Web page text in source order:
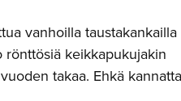
vanhoilla taustakankailla
keikkapukujakin
takaa. Ehkä